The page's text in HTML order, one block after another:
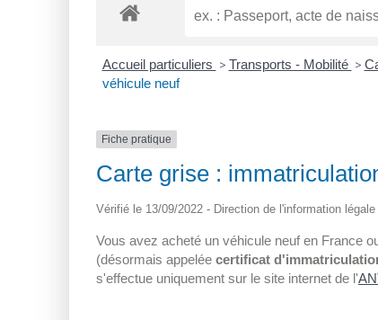
Accueil particuliers > Transports - Mobilité >
véhicule neuf
Fiche pratique
Carte grise :
Vérifié le 13/09/2022 - Direction de l'information
Vous avez acheté un véhicule neuf en France
(désormais appelée certificat
s'effectue uniquement sur le site internet de l'